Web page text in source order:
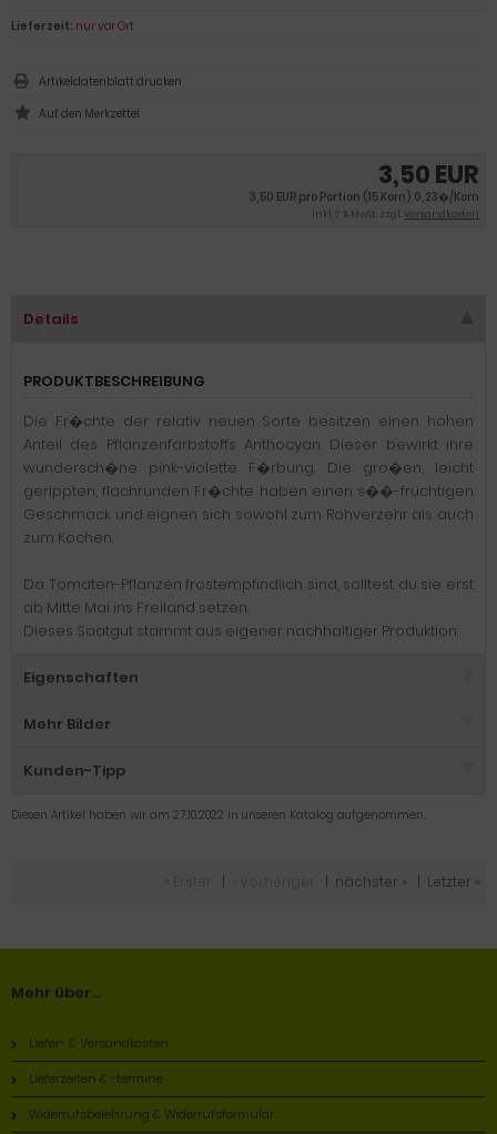
3,50 EUR
3,50 EUR pro Portion (15 Korn) 0,23�/Korn
inkl. 7 % MwSt. zzgl.Versandkosten
Lieferzeit: nur vor Ort
Artikeldatenblatt drucken
Details
PRODUKTBESCHREIBUNG
Die Fr�chte der relativ neuen Sorte besitzen einen hohen
Anteil des Pflanzenfarbstoffs Anthocyan. Dieser bewirkt ihre
wundersch�ne pink-violette F�rbung. Die gro�en, leicht
gerippten, flachrunden Fr�chte haben einen s��-fruchtigen
Geschmack und eignen sich sowohl zum Rohverzehr als auch
zum Kochen.
Da Tomaten-Pflanzen frostempfindlich sind, solltest du sie erst
ab Mitte Mai ins Freiland setzen.
Dieses Saatgut stammt aus eigener nachhaltiger Produktion.
Eigenschaften
Mehr Bilder
Kunden-Tipp
Diesen Artikel haben wir am 27.10.2022 in unseren Katalog aufgenommen.
nächster » Letzter »
Mehr über...
Liefer- & Versandkosten
Lieferzeiten & -termine
Widerrufsbelehrung & Widerrufsformular